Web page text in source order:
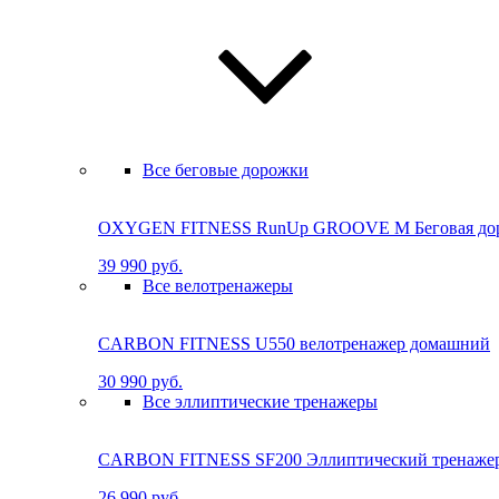
Все беговые дорожки
OXYGEN FITNESS RunUp GROOVE M Бе­го­вая
39 990 руб.
Все велотренажеры
CARBON FITNESS U550 велотренажер домашний
30 990 руб.
Все эллиптические тренажеры
CARBON FITNESS SF200 Эллиптический